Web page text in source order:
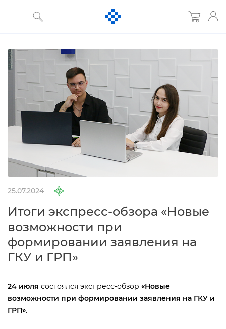
25.07.2024
Итоги экспресс-обзора «Новые
озможности при
формировании заявления на
ГКУ и ГРП»
24 июля состоялся экспресс-обзор «Новые
озможности при формировании заявления на ГКУ и
ГРП».